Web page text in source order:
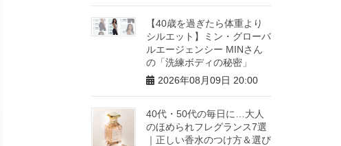
【40歳を過ぎたら体重より
シルエット】ミン・グローバ
ルエージェンシー MINさん
の「洗練ボディの秘密」
2026年08月09日 20:00
40代・50代の毎日に…大人
のほめられフレグランス7選
｜正しい香水のつけ方＆選び